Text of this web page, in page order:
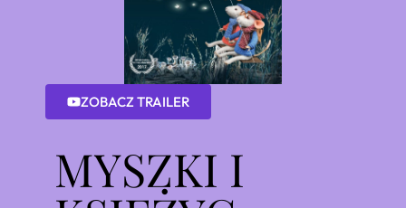
ZOBACZ TRAILER
MYSZKI I